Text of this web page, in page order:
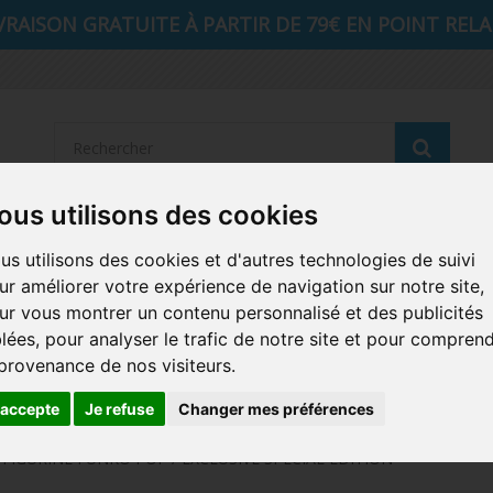
utilisons des cookies
utilisons des cookies et d'autres technologies de suivi
améliorer votre expérience de navigation sur notre site,
vous montrer un contenu personnalisé et des publicités
pour analyser le trafic de notre site et pour
de nos visiteurs.
Je refuse Changer mes préférences
GRATUITE À PARTIR DE 79€ EN POINT
AUTRES COMICS MUSIQUE SPORTS POP
FUNKO HOME FUNKO VINYL SODA RETRO
CARTE A JOUER
FUNKO POP / EXCLUSIVE SPECIAL EDITION